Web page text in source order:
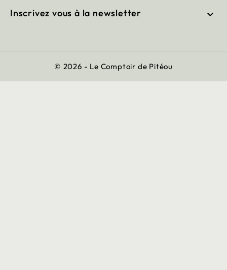
Inscrivez vous à la newsletter 
© 2026 - Le Comptoir de Pitéou